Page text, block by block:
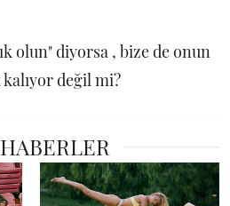
olun" diyorsa , bize de onun
değil mi?